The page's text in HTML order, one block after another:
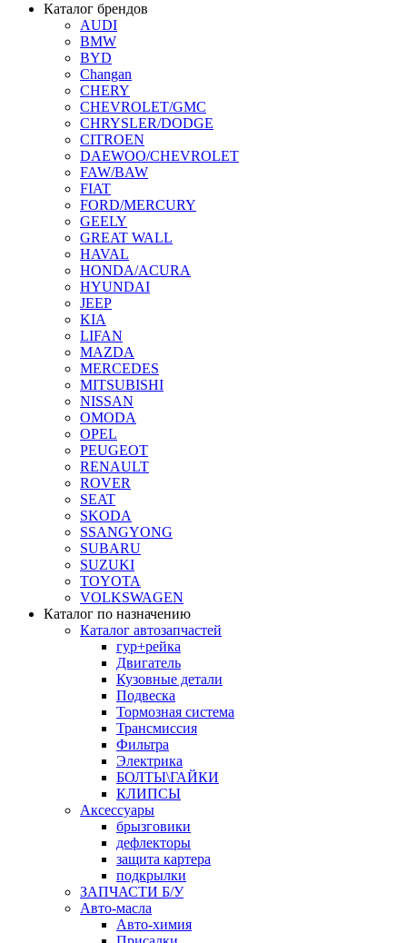
Каталог брендов
AUDI
BMW
BYD
Changan
CHERY
CHEVROLET/GMC
CHRYSLER/DODGE
CITROEN
DAEWOO/CHEVROLET
FAW/BAW
FIAT
FORD/MERCURY
GEELY
GREAT WALL
HAVAL
HONDA/ACURA
HYUNDAI
JEEP
KIA
LIFAN
MAZDA
MERCEDES
MITSUBISHI
NISSAN
OMODA
OPEL
PEUGEOT
RENAULT
ROVER
SEAT
SKODA
SSANGYONG
SUBARU
SUZUKI
TOYOTA
VOLKSWAGEN
Каталог по назначению
Каталог автозапчастей
гур+рейка
Двигатель
Кузовные детали
Подвеска
Тормозная система
Трансмиссия
Фильтра
Электрика
БОЛТЫ\ГАЙКИ
КЛИПСЫ
Аксессуары
брызговики
дефлекторы
защита картера
подкрылки
ЗАПЧАСТИ Б/У
Авто-масла
Авто-химия